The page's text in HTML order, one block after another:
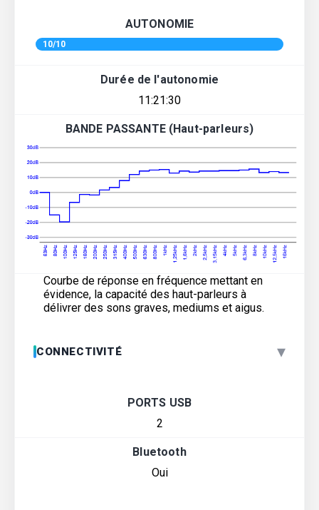
AUTONOMIE
10/10
Durée de l'autonomie
11:21:30
BANDE PASSANTE (Haut-parleurs)
Courbe de réponse en fréquence mettant en
évidence, la capacité des haut-parleurs à
délivrer des sons graves, mediums et aigus.
CONNECTIVITÉ ▾
PORTS USB
2
Bluetooth
Oui